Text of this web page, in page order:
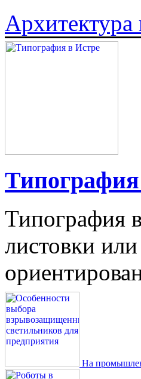
Архитектура
Типография
листовки
На